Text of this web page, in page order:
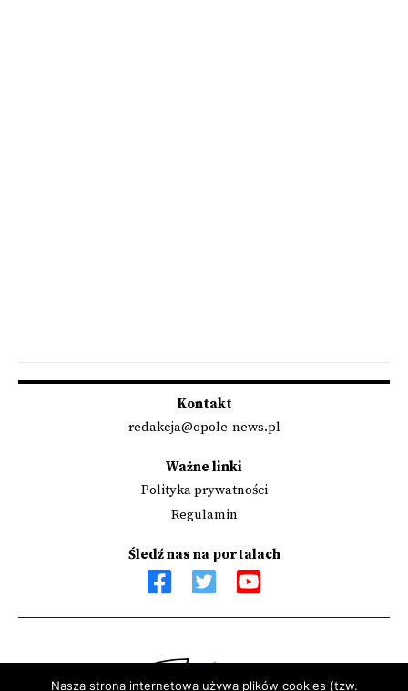
Kontakt
redakcja@opole-news.pl
Ważne linki
Polityka prywatności
Regulamin
Śledź nas na portalach
Nasza strona internetowa używa plików cookies (tzw.